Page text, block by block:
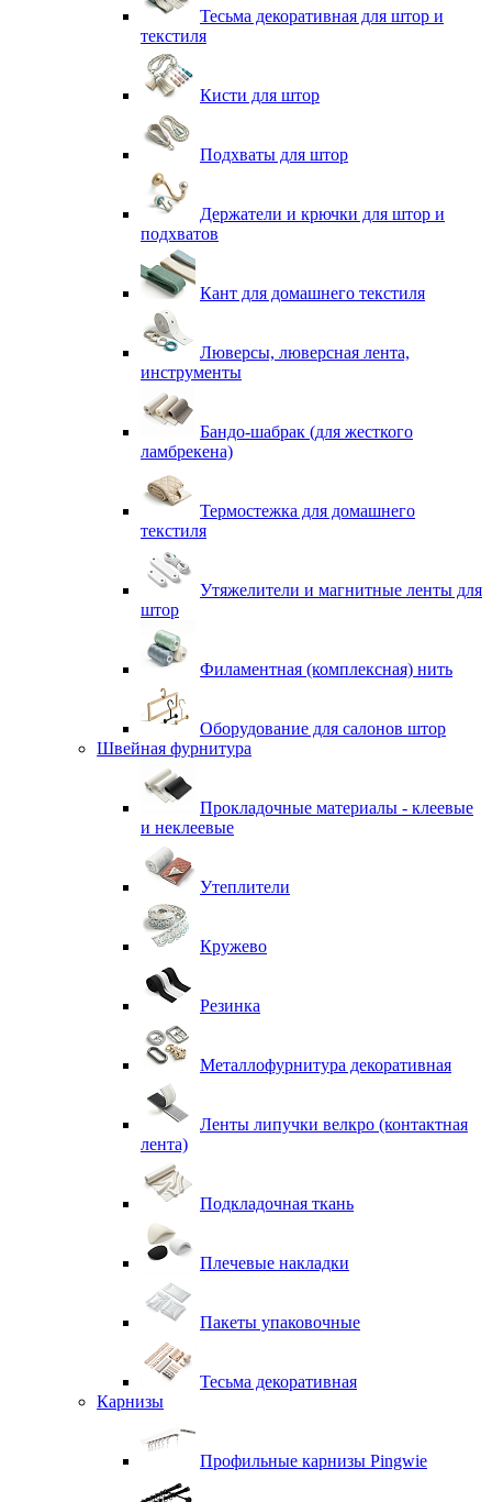
Тесьма декоративная для штор и
текстиля
Кисти для штор
Подхваты для штор
Держатели и крючки для штор и
подхватов
Кант для домашнего текстиля
Люверсы, люверсная лента,
инструменты
Бандо-шабрак (для жесткого
ламбрекена)
Термостежка для домашнего
текстиля
Утяжелители и магнитные ленты для
штор
Филаментная (комплексная) нить
Оборудование для салонов штор
Швейная фурнитура
Прокладочные материалы - клеевые
и неклеевые
Утеплители
Кружево
Резинка
Металлофурнитура декоративная
Ленты липучки велкро (контактная
лента)
Подкладочная ткань
Плечевые накладки
Пакеты упаковочные
Тесьма декоративная
Карнизы
Профильные карнизы Pingwie